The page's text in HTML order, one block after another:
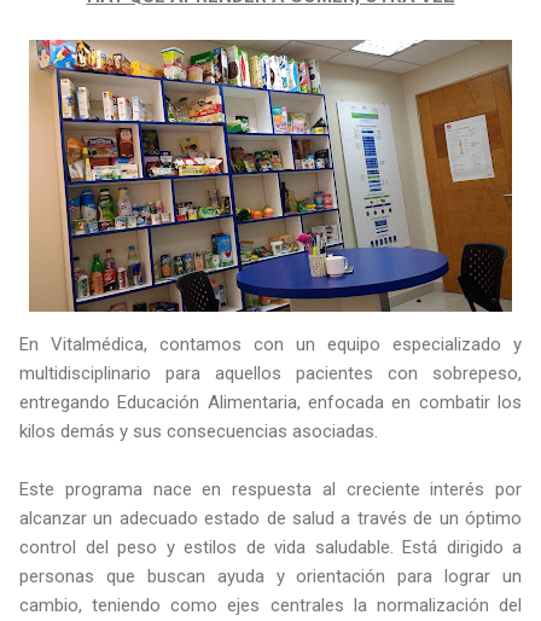
En Vitalmédica, contamos con un equipo especializado y
multidisciplinario para aquellos pacientes con sobrepeso,
entregando Educación Alimentaria, enfocada en combatir los
kilos demás y sus consecuencias asociadas.
Este programa nace en respuesta al creciente interés por
alcanzar un adecuado estado de salud a través de un óptimo
control del peso y estilos de vida saludable. Está dirigido a
personas que buscan ayuda y orientación para lograr un
cambio, teniendo como ejes centrales la normalización del